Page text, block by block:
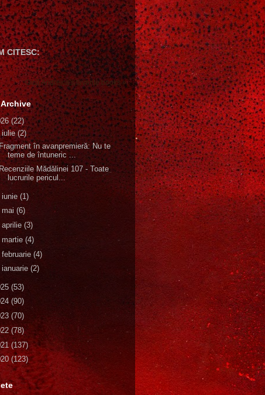
CITESC:
Gică Andreica's favorite books »
(22)
iulie(2)
în avanpremieră: Nu te
teme de întuneric ...
Mădălinei 107 - Toate
lucrurile pericul...
iunie (1)
mai (6)
aprilie (3)
martie (4)
februarie (4)
ianuarie (2)
(53)
(90)
(70)
(78)
(137)
(123)